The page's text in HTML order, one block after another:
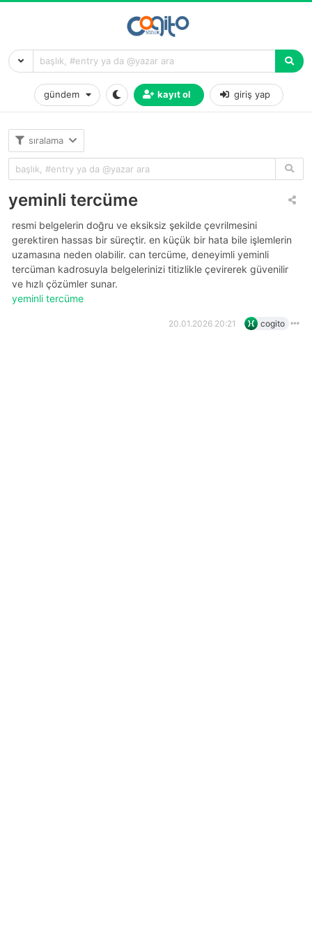
gündem kayıt ol giriş yap
sıralama
yeminli tercüme
resmi belgelerin doğru ve eksiksiz şekilde çevrilmesini
gerektiren hassas bir süreçtir. en küçük bir hata bile işlemlerin
uzamasına neden olabilir. can tercüme, deneyimli yeminli
tercüman kadrosuyla belgelerinizi titizlikle çevirerek güvenilir
ve hızlı çözümler sunar.
yeminli tercüme
20.01.2026 20:21 cogito